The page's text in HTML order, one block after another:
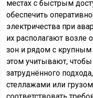
местах с быстрым
обеспечить
электричества при
их располагают возле
зон и рядом с
этом учитывают,
затруднённого
стеллажами или
соответствовать